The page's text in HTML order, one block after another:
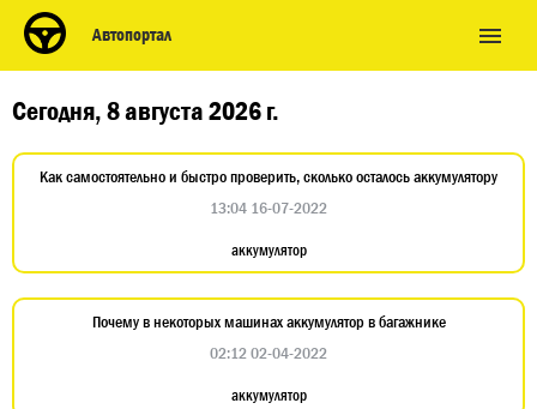
Автопортал
Сегодня, 8 августа 2026 г.
Как самостоятельно и быстро проверить, сколько осталось аккумулятору
13:04 16-07-2022
аккумулятор
Почему в некоторых машинах аккумулятор в багажнике
02:12 02-04-2022
аккумулятор